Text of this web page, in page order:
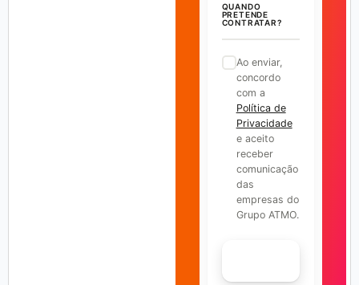
QUANDO
PRETENDE
CONTRATAR?
Ao enviar,
concordo
com a
Política de
Privacidade
e aceito
receber
comunicação
das
empresas do
Grupo ATMO.